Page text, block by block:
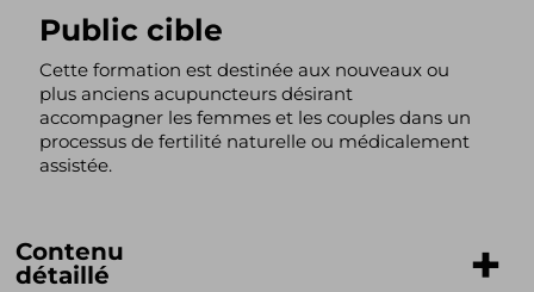
Public cible
Cette formation est destinée aux nouveaux ou
plus anciens acupuncteurs désirant
accompagner les femmes et les couples dans un
processus de fertilité naturelle ou médicalement
assistée.
Contenu
détaillé